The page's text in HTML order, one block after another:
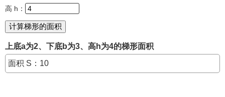
高 h：
上底a为2、下底b为3、高h为4的梯形面积
面积 S：10